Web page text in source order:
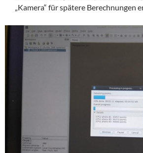
„Kamera“ für spätere Berechnungen